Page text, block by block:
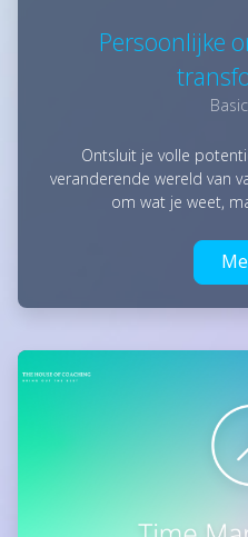
Persoonlijke
Ontsluit je volle
veranderende wereld van
om wat je weet,